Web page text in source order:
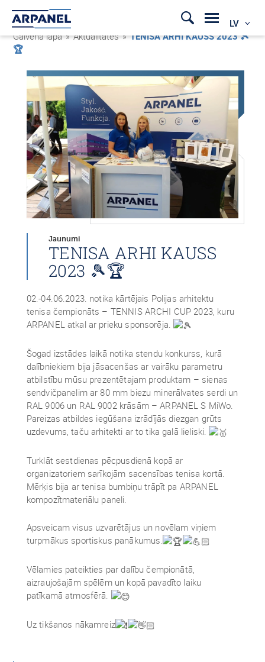
LV
Galvenā lapa » Aktualitātes »TENISA ARHI KAUSS 2023 🎾
🏆
Jaunumi
TENISA ARHI KAUSS
2023 🎾🏆
02.-04.06.2023. notika kārtējais Polijas arhitektu
tenisa čempionāts – TENNIS ARCHI CUP 2023, kuru
ARPANEL atkal ar prieku sponsorēja.
Šogad izstādes laikā notika stendu konkurss, kurā
dalībniekiem bija jāsacenšas ar vairāku parametru
atbilstību mūsu prezentētajam produktam – sienas
sendvičpanelim ar 80 mm biezu minerālvates serdi un
RAL 9006 un RAL 9002 krāsām – ARPANEL S MiWo.
Pareizas atbildes iegūšana izrādījās diezgan grūts
uzdevums, taču arhitekti ar to tika galā lieliski.
Turklāt sestdienas pēcpusdienā kopā ar
organizatoriem sarīkojām sacensības tenisa kortā.
Mērķis bija ar tenisa bumbiņu trāpīt pa ARPANEL
kompozītmateriālu paneli.
Apsveicam visus uzvarētājus un novēlam viņiem
turpmākus sportiskus panākumus.
Vēlamies pateikties par dalību čempionātā,
aizraujošajām spēlēm un kopā pavadīto laiku
patīkamā atmosfērā.
Uz tikšanos nākamreiz